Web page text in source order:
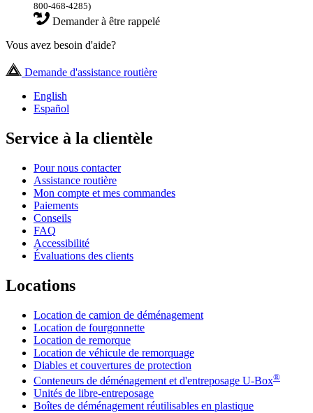
800-468-4285)
Demander à être rappelé
Vous avez besoin d'aide?
Demande d'assistance routière
English
Español
Service à la clientèle
Pour nous contacter
Assistance routière
Mon compte et mes commandes
Paiements
Conseils
FAQ
Accessibilité
Évaluations des clients
Locations
Location de camion de déménagement
Location de fourgonnette
Location de remorque
Location de véhicule de remorquage
Diables et couvertures de protection
Conteneurs de déménagement et d'entreposage U-Box®
Unités de libre-entreposage
Boîtes de déménagement réutilisables en plastique